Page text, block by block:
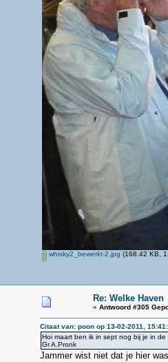
whisky2_bewerkt-2.jpg (168.42 KB,
Re: Welke Haven
« Antwoord #305
Citaat van: poon op 13-02-2011,
Hoi maart ben ik in sept nog bij je in
Gr A.Pronk
Jammer wist niet dat je hier